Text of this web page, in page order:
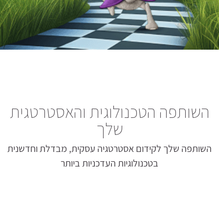
השותפה הטכנולוגית והאסטרטגית
שלך
השותפה שלך לקידום אסטרטגיה עסקית, מבדלת וחדשנית
בטכנולוגיות העדכניות ביותר